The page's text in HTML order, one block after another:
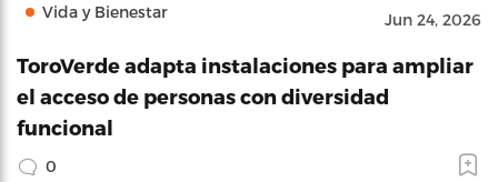
Vida y Bienestar Jun 24, 2026
ToroVerde adapta instalaciones para ampliar
el acceso de personas con diversidad
funcional
0